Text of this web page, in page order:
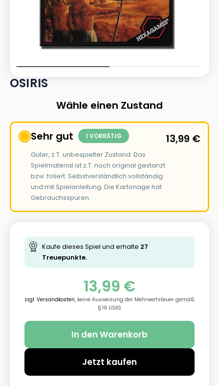
OSIRIS
Wähle einen Zustand
Sehr gut 1 VORRÄTIG
Guter, z.T. unbespielter Zustand. Das
Spielmaterial ist z.T. noch original gestanzt
bzw. foliert. Selbstverständlich vollständig
und mit Spielanleitung. Die Kartonage hat
Gebrauchsspuren.
13,99 €
Kaufe dieses Spiel und erhalte 27
Treuepunkte.
13,99 €
zzgl. Versandkosten, keine Ausweisung der Mehrwertsteuer gemäß
§ 19 UStG
In den Warenkorb
Jetzt kaufen